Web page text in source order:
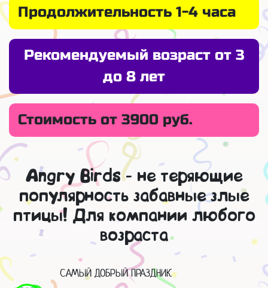
Продолжительность 1-4 часа
Рекомендуемый возраст от 3
до 8 лет
Стоимость от 3900 руб.
Angry Birds - не теряющие
популярность забавные злые
птицы! Для компании любого
возраста
САМЫЙ ДОБРЫЙ ПРАЗДНИК